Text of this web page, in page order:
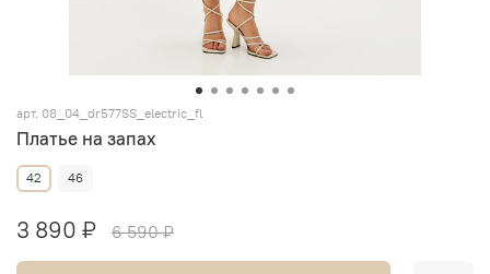
арт. 08_04_dr577SS_electric_fl
Платье на запах
42 46
3 890 ₽ 6 590 ₽